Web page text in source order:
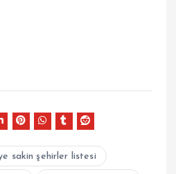
sakin şehirler listesi